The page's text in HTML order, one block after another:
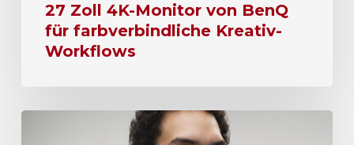
27 Zoll 4K-Monitor von BenQ
für farbverbindliche Kreativ-
Workflows